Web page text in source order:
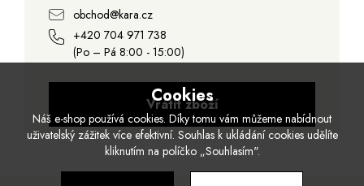
obchod@kara.cz
+420 704 971 738
(Po – Pá 8:00 - 15:00)
Vrátit zboží
Cookies
Náš e-shop používá cookies. Díky tomu vám můžeme nabídnout
uživatelský zážitek více efektivní. Souhlas k ukládání cookies udělíte
kliknutím na políčko „Souhlasím".